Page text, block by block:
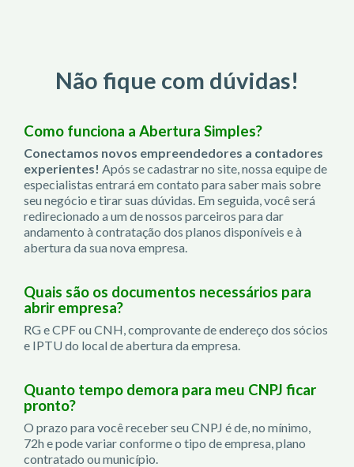
Não fique com dúvidas!
Como funciona a Abertura Simples?
Conectamos novos empreendedores a contadores
experientes! Após se cadastrar no site, nossa equipe de
especialistas entrará em contato para saber mais sobre
seu negócio e tirar suas dúvidas. Em seguida, você será
redirecionado a um de nossos parceiros para dar
andamento à contratação dos planos disponíveis e à
abertura da sua nova empresa.
Quais são os documentos necessários para
abrir empresa?
RG e CPF ou CNH, comprovante de endereço dos sócios
e IPTU do local de abertura da empresa.
Quanto tempo demora para meu CNPJ ficar
pronto?
O prazo para você receber seu CNPJ é de, no mínimo,
72h e pode variar conforme o tipo de empresa, plano
contratado ou município.